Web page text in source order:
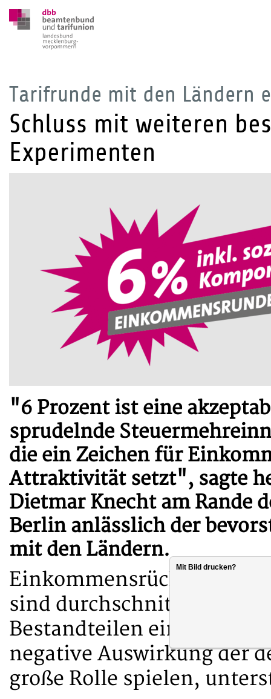
Tarifrunde mit den Ländern
Schluss mit weiteren
Experimenten
"6 Prozent ist eine
sprudelnde
die ein Zeichen für
Attraktivität setzt", sagte
Dietmar Knecht am Rande
Berlin anlässlich der
mit den Ländern.
Einkommensrückstand
sind durchschnittlich 130
Bestandteilen einer
negative Auswirkung der
große Rolle spielen,
Mit Bild drucken?